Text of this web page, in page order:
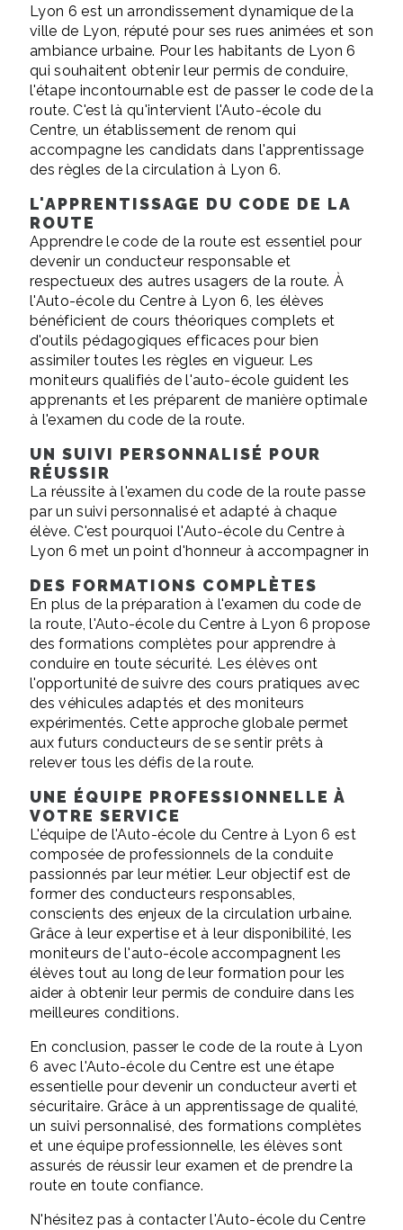
Lyon 6 est un arrondissement dynamique de la
ville de Lyon, réputé pour ses rues animées et son
ambiance urbaine. Pour les habitants de Lyon 6
qui souhaitent obtenir leur permis de conduire,
l'étape incontournable est de passer le code de la
route. C'est là qu'intervient l'Auto-école du
Centre, un établissement de renom qui
accompagne les candidats dans l'apprentissage
des règles de la circulation à Lyon 6.
L'APPRENTISSAGE DU CODE DE LA
ROUTE
Apprendre le code de la route est essentiel pour
devenir un conducteur responsable et
respectueux des autres usagers de la route. À
l'Auto-école du Centre à Lyon 6, les élèves
bénéficient de cours théoriques complets et
d'outils pédagogiques efficaces pour bien
assimiler toutes les règles en vigueur. Les
moniteurs qualifiés de l'auto-école guident les
apprenants et les préparent de manière optimale
à l'examen du code de la route.
UN SUIVI PERSONNALISÉ POUR
RÉUSSIR
La réussite à l'examen du code de la route passe
par un suivi personnalisé et adapté à chaque
élève. C'est pourquoi l'Auto-école du Centre à
Lyon 6 met un point d'honneur à accompagner in
DES FORMATIONS COMPLÈTES
En plus de la préparation à l'examen du code de
la route, l'Auto-école du Centre à Lyon 6 propose
des formations complètes pour apprendre à
conduire en toute sécurité. Les élèves ont
l'opportunité de suivre des cours pratiques avec
des véhicules adaptés et des moniteurs
expérimentés. Cette approche globale permet
aux futurs conducteurs de se sentir prêts à
relever tous les défis de la route.
UNE ÉQUIPE PROFESSIONNELLE À
VOTRE SERVICE
L'équipe de l'Auto-école du Centre à Lyon 6 est
composée de professionnels de la conduite
passionnés par leur métier. Leur objectif est de
former des conducteurs responsables,
conscients des enjeux de la circulation urbaine.
Grâce à leur expertise et à leur disponibilité, les
moniteurs de l'auto-école accompagnent les
élèves tout au long de leur formation pour les
aider à obtenir leur permis de conduire dans les
meilleures conditions.
En conclusion, passer le code de la route à Lyon
6 avec l'Auto-école du Centre est une étape
essentielle pour devenir un conducteur averti et
sécuritaire. Grâce à un apprentissage de qualité,
un suivi personnalisé, des formations complètes
et une équipe professionnelle, les élèves sont
assurés de réussir leur examen et de prendre la
route en toute confiance.
N'hésitez pas à contacter l'Auto-école du Centre